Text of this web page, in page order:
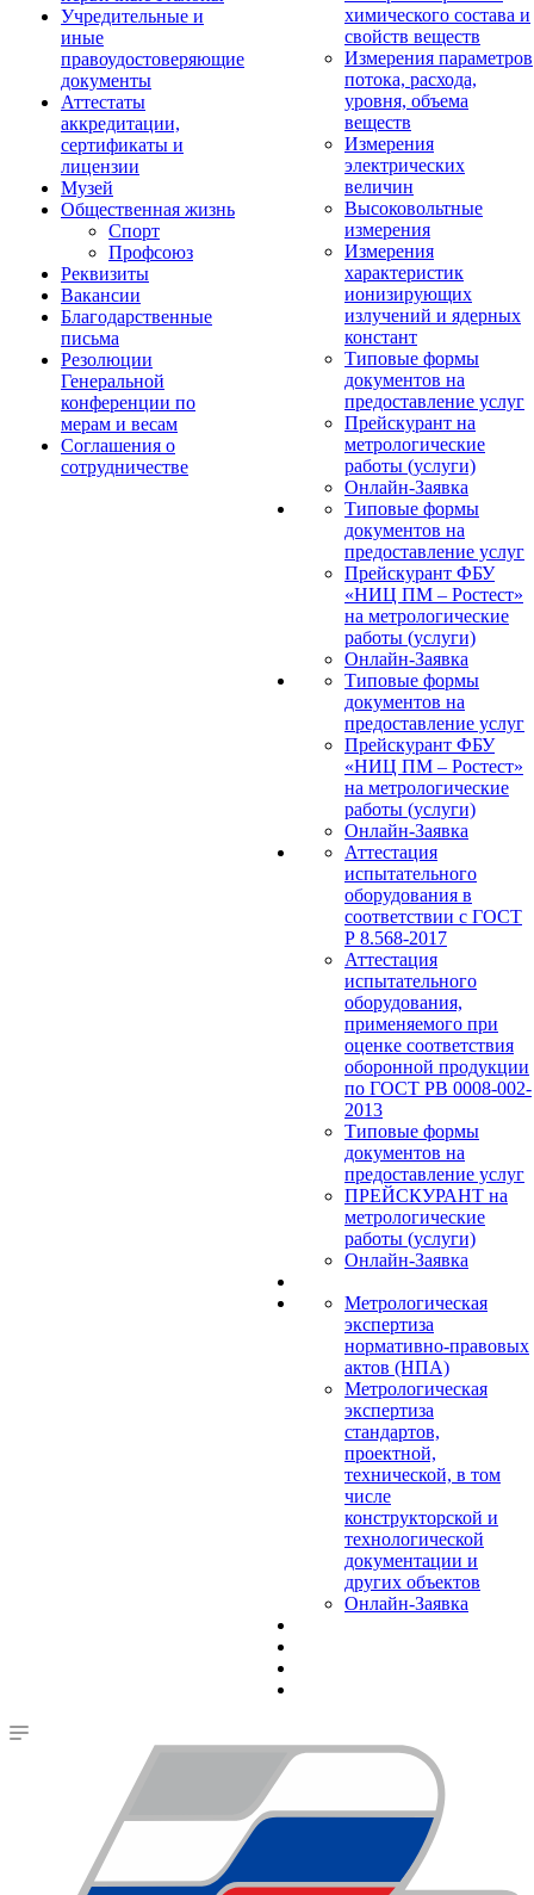
Учредительные и
иные
правоудостоверяющие
документы
Аттестаты
аккредитации,
сертификаты и
лицензии
Музей
Общественная жизнь
Спорт
Профсоюз
Реквизиты
Вакансии
Благодарственные
письма
Резолюции
Генеральной
конференции по
мерам и весам
Соглашения о
сотрудничестве
химического состава и
свойств веществ
Измерения параметров
потока, расхода,
уровня, объема
веществ
Измерения
электрических
величин
Высоковольтные
измерения
Измерения
характеристик
ионизирующих
излучений и ядерных
констант
Типовые формы
документов на
предоставление услуг
Прейскурант на
метрологические
работы (услуги)
Онлайн-Заявка
Типовые формы
документов на
предоставление услуг
Прейскурант ФБУ
«НИЦ ПМ – Ростест»
на метрологические
работы (услуги)
Онлайн-Заявка
Типовые формы
документов на
предоставление услуг
Прейскурант ФБУ
«НИЦ ПМ – Ростест»
на метрологические
работы (услуги)
Онлайн-Заявка
Аттестация
испытательного
оборудования в
соответствии с ГОСТ
Р 8.568-2017
Аттестация
испытательного
оборудования,
применяемого при
оценке соответствия
оборонной продукции
по ГОСТ РВ 0008-002-
2013
Типовые формы
документов на
предоставление услуг
ПРЕЙСКУРАНТ на
метрологические
работы (услуги)
Онлайн-Заявка
Метрологическая
экспертиза
нормативно-правовых
актов (НПА)
Метрологическая
экспертиза
стандартов,
проектной,
технической, в том
числе
конструкторской и
технологической
документации и
других объектов
Онлайн-Заявка